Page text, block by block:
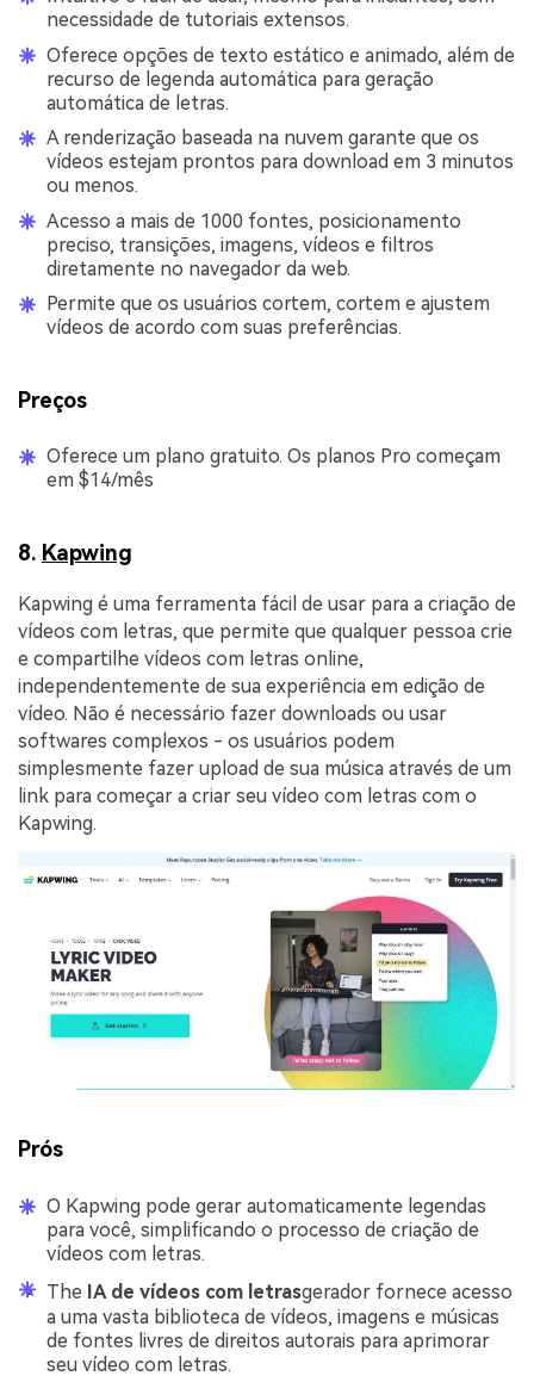
necessidade de tutoriais extensos.
Oferece opções de texto estático e animado, além de
recurso de legenda automática para geração
automática de letras.
A renderização baseada na nuvem garante que os
vídeos estejam prontos para download em 3 minutos
ou menos.
Acesso a mais de 1000 fontes, posicionamento
preciso, transições, imagens, vídeos e filtros
diretamente no navegador da web.
Permite que os usuários cortem, cortem e ajustem
vídeos de acordo com suas preferências.
Preços
Oferece um plano gratuito. Os planos Pro começam
em $14/mês
8. Kapwing
Kapwing é uma ferramenta fácil de usar para a criação de
vídeos com letras, que permite que qualquer pessoa crie
e compartilhe vídeos com letras online,
independentemente de sua experiência em edição de
vídeo. Não é necessário fazer downloads ou usar
softwares complexos - os usuários podem
simplesmente fazer upload de sua música através de um
link para começar a criar seu vídeo com letras com o
Kapwing.
Prós
O Kapwing pode gerar automaticamente legendas
para você, simplificando o processo de criação de
vídeos com letras.
The IA de vídeos com letrasgerador fornece acesso
a uma vasta biblioteca de vídeos, imagens e músicas
de fontes livres de direitos autorais para aprimorar
seu vídeo com letras.